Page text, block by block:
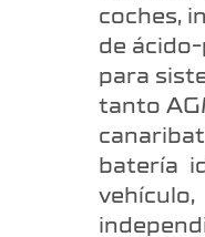
coches,
de
para
tanto
batería
vehículo,